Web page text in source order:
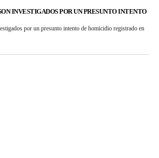
INVESTIGADOS POR UN PRESUNTO INTENTO
por un presunto intento de homicidio registrado en